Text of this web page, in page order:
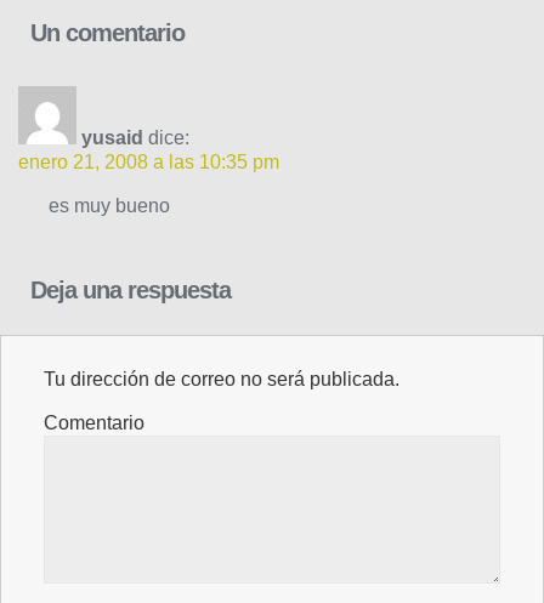
Un comentario
yusaid dice:
enero 21, 2008 a las 10:35 pm
es muy bueno
Deja una respuesta
Tu dirección de correo no será publicada.
Comentario